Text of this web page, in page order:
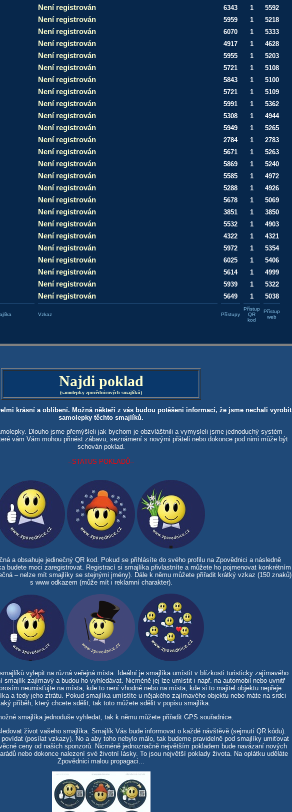
Není registrován 6343 1
5592
Není registrován 5959 1
5218
Není registrován 6070 1
5333
Není registrován 4917 1
4628
Není registrován 5955 1
5203
Není registrován 5721 1
5108
Není registrován 5843 1
5100
Není registrován 5721 1
5109
Není registrován 5991 1
5362
Není registrován 5308 1
4944
Není registrován 5949 1
5265
Není registrován 2784 1
2783
Není registrován 5671 1
5263
Není registrován 5869 1
5240
Není registrován 5585 1
4972
Není registrován 5288 1
4926
Není registrován 5678 1
5069
Není registrován 3851 1
3850
Není registrován 5532 1
4903
Není registrován 4322 1
4321
Není registrován 5972 1
5354
Není registrován 6025 1
5406
Není registrován 5614 1
4999
Není registrován 5939 1
5322
Není registrován 5649 1 5038
Vzkaz Přístupy
Přístup
QR
kod
Přístup
web
Najdi poklad
(samolepky zpovědnicových smajlíků)
krásní a oblíbení. Možná někteří z vás budou potěšeni informací, že jsme nechali vyrobit
samolepky těchto smajlíků.
Dlouho jsme přemýšleli jak bychom je obzvláštnili a vymysleli jsme jednoduchý systém
vám Vám mohou přinést zábavu, seznámení s novými přáteli nebo dokonce pod nimi může být
schován poklad.
--STATUS POKLADŮ--
a obsahuje jedinečný QR kod. Pokud se přihlásíte do svého profilu na Zpovědnici a následně
budete moci zaregistrovat. Registrací si smajlíka přivlastníte a můžete ho pojmenovat konkrétním
– nelze mít smajlíky se stejnými jmény). Dále k němu můžete přiřadit krátký vzkaz (150 znaků)
s www odkazem (může mít i reklamní charakter).
vylepit na různá veřejná místa. Ideální je smajlíka umístit v blízkosti turisticky zajímavého
smajlík zajímavý a budou ho vyhledávat. Nicméně jej lze umístit i např. na automobil nebo uvnitř
neumisťujte na místa, kde to není vhodné nebo na místa, kde si to majitel objektu nepřeje.
a tedy jeho ztrátu. Pokud smajlíka umístíte u nějakého zajímavého objektu nebo máte na srdci
příběh, který chcete sdělit, tak toto můžete sdělit v popisu smajlíka.
smajlíka jednoduše vyhledat, tak k němu můžete přiřadit GPS souřadnice.
život vašeho smajlíka. Smajlík Vás bude informovat o každé návštěvě (sejmutí QR kódu).
(posílat vzkazy). No a aby toho nebylo málo, tak budeme pravidelně pod smajlíky umiťovat
ceny od našich sponzorů. Nicméně jednoznačně největším pokladem bude navázaní nových
nebo dokonce nalezení své životní lásky. To jsou největší poklady života. Na oplátku uděláte
Zpovědnici malou propagaci...